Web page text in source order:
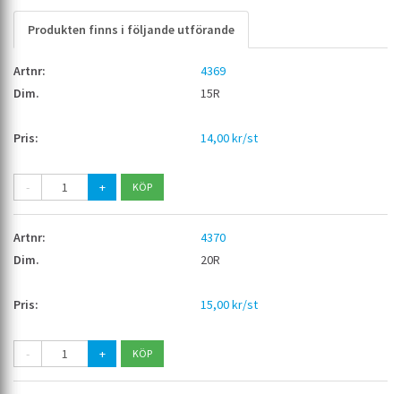
Produkten finns i följande utförande
4369
15R
14,00 kr/st
- +
4370
20R
15,00 kr/st
- +